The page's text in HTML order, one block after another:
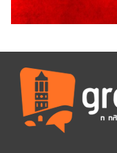
5 Αυγούστου 2026
4 Αυγούστου 2026
Έκτακτη
στο Δημοτικό Στάδιο